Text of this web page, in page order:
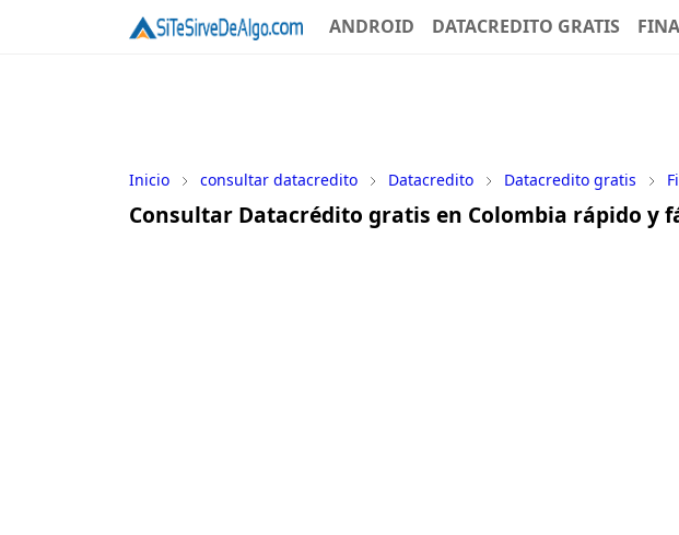
ANDROID DATACREDITO GRATIS
Inicio consultar datacredito Datacredito Datacredito gratis
Consultar Datacrédito gratis en Colombia rápido y